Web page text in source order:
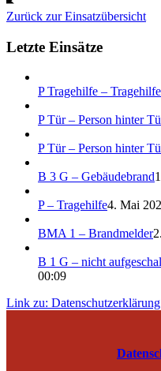
Zurück zur Einsatzübersicht
Letzte Einsätze
P Tragehilfe –
P Tür – Person hinter
P Tür – Person hinter
B 3 G – Gebäudebrand
P – Tragehilfe4. Mai
BMA 1 – Brandmelder
B 1 G – nicht
00:09
Link zu: Datenschutzerklärung